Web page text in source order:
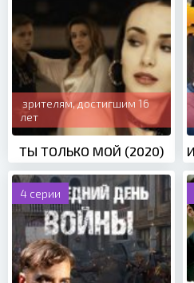
зрителям, достигшим 16
лет
ТЫ ТОЛЬКО МОЙ (2020)
4 серии